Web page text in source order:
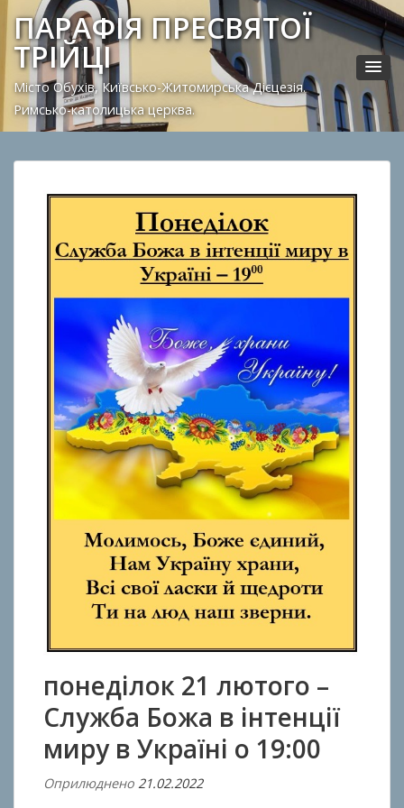
ПАРАФІЯ ПРЕСВЯТОЇ
ТРІЙЦІ
Місто Обухів, Київсько-Житомирська Дієцезія.
Римсько-католицька церква.
понеділок 21 лютого –
Служба Божа в інтенції
миру в Україні о 19:00
Оприлюднено 21.02.2022В